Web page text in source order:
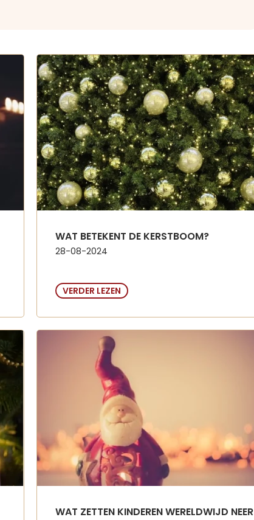
WAT BETEKENT DE KERSTBOOM?
28-08-2024
VERDER LEZEN
WAT ZETTEN KINDEREN WERELDWIJD NEER